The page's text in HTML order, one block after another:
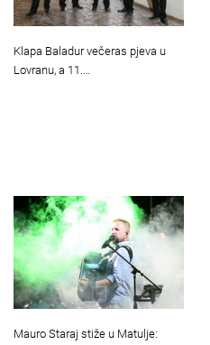
Klapa Baladur večeras pjeva u
Lovranu, a 11.…
Mauro Staraj stiže u Matulje: